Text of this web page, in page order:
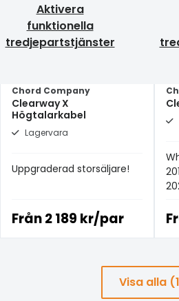
Aktivera
funktionella
tredjepartstjänster
Chord Company
Clearway X
Högtalarkabel
Lagervara
Uppgraderad storsäljare!
Från2 189 kr/par
Visa alla